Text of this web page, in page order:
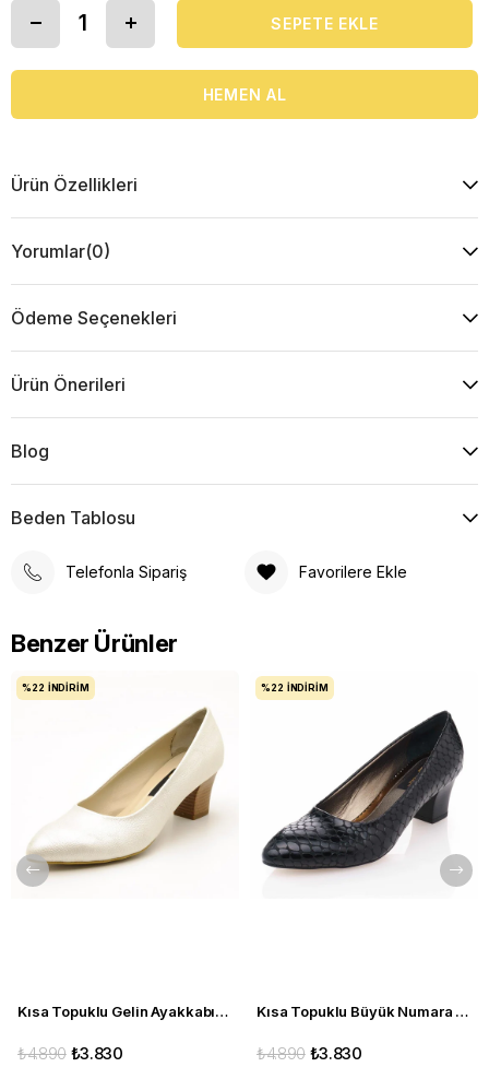
Ürün Özellikleri
Yorumlar(0)
Ödeme Seçenekleri
Ürün Önerileri
Blog
Beden Tablosu
Telefonla Sipariş Favorilere Ekle
Benzer Ürünler
Kısa Topuklu Gelin Ayakkabısı Büyük Numara 1023 Sedef - 1023 51012 SE-SEDEF
₺3.830
₺4.890
%22 İNDIRIM
Kısa Topuklu Büyük Numara Kadın Stiletto Abiye Ayakkabı 1023 Siyah - 1023 51012 siy-SİYAH
₺3.830
₺4.890
%22 İNDIRIM